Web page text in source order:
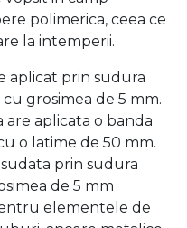
polimerica, ceea ce
la intemperii.
aplicat prin sudura
grosimea de 5 mm.
are aplicata o banda
o latime de 50 mm.
prin sudura
de 5 mm
elementele de